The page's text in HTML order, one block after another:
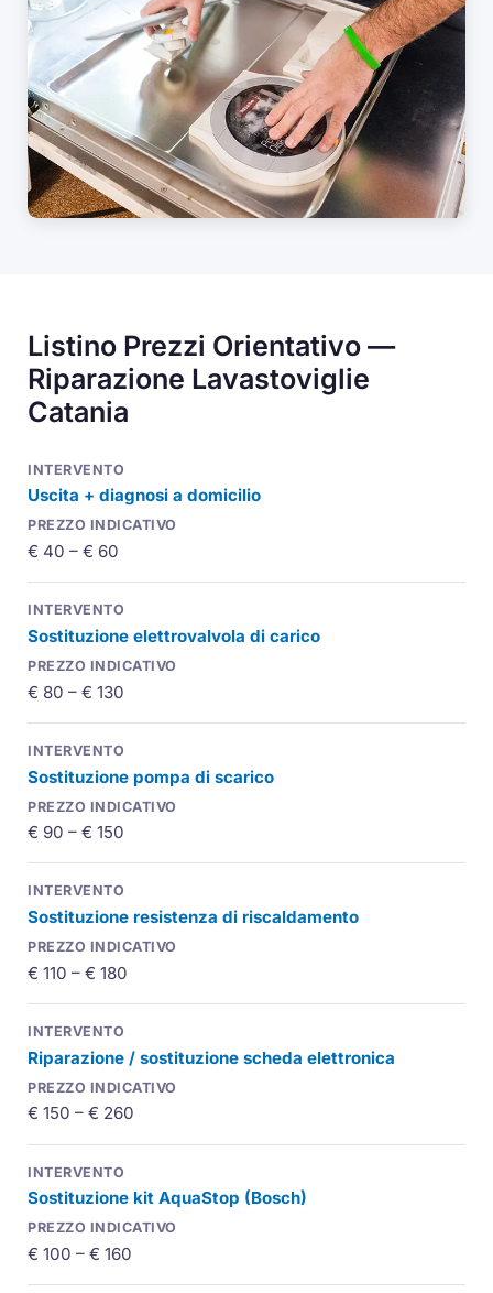
Listino Prezzi Orientativo —
Riparazione Lavastoviglie
Catania
Uscita + diagnosi a domicilio
€ 40 – € 60
Sostituzione elettrovalvola di carico
€ 80 – € 130
Sostituzione pompa di scarico
€ 90 – € 150
Sostituzione resistenza di riscaldamento
€ 110 – € 180
Riparazione / sostituzione scheda elettronica
€ 150 – € 260
Sostituzione kit AquaStop (Bosch)
€ 100 – € 160